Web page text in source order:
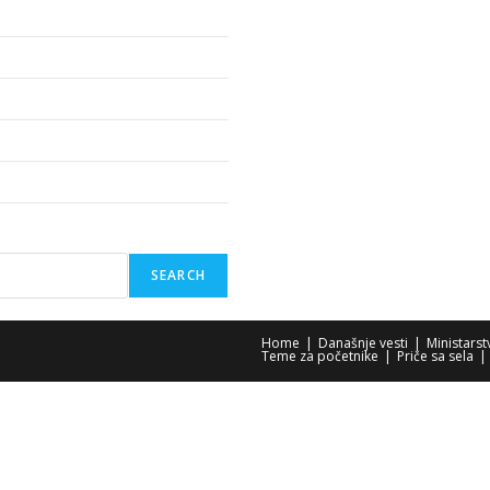
SEARCH
Home Današnje vesti
Teme za početnike Priče sa sela